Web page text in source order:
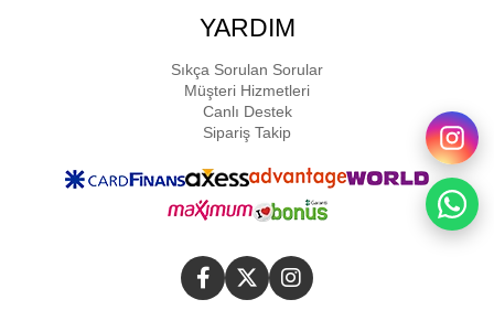
YARDIM
Sıkça Sorulan Sorular
Müşteri Hizmetleri
Canlı Destek
Sipariş Takip